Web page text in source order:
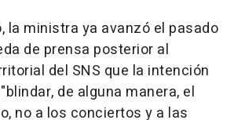
la ministra ya avanzó el pasado
de prensa posterior al
del SNS que la intención
de alguna manera, el
no a los conciertos y a las